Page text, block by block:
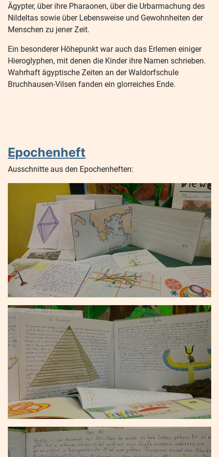
Ägypter, über ihre Pharaonen, über die Urbarmachung des
Nildeltas sowie über Lebensweise und Gewohnheiten der
Menschen zu jener Zeit.
Ein besonderer Höhepunkt war auch das Erlernen einiger
Hieroglyphen, mit denen die Kinder ihre Namen schrieben.
Wahrhaft ägyptische Zeiten an der Waldorfschule
Bruchhausen-Vilsen fanden ein glorreiches Ende.
Epochenheft
Ausschnitte aus den Epochenheften: